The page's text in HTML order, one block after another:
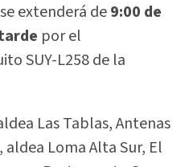
extenderá de9:00 de
por el
SUY-L258 de la
Las Tablas, Antenas
Loma Alta Sur, El